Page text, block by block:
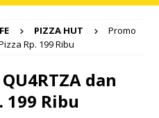
PIZZA HUT
Promo
Rp. 199 Ribu
dan
199 Ribu